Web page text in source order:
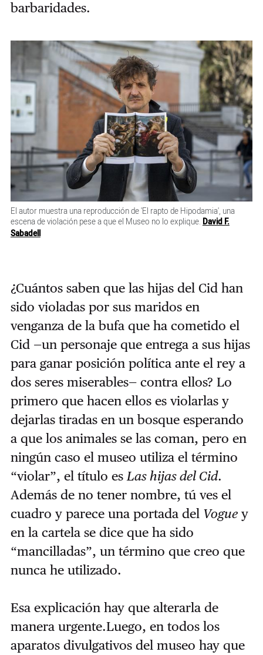
barbaridades.
El autor muestra una reproducción de 'El rapto de Hipodamia', una
escena de violación pese a que el Museo no lo explique. David F.
Sabadell
¿Cuántos saben que las hijas del Cid han
sido violadas por sus maridos en
venganza de la bufa que ha cometido el
Cid —un personaje que entrega a sus hijas
para ganar posición política ante el rey a
dos seres miserables— contra ellos? Lo
primero que hacen ellos es violarlas y
dejarlas tiradas en un bosque esperando
a que los animales se las coman, pero en
ningún caso el museo utiliza el término
“violar”, el título es Las hijas del Cid.
Además de no tener nombre, tú ves el
cuadro y parece una portada del Voguey
en la cartela se dice que ha sido
“mancilladas”, un término que creo que
nunca he utilizado.
Esa explicación hay que alterarla de
manera urgente.Luego, en todos los
aparatos divulgativos del museo hay que